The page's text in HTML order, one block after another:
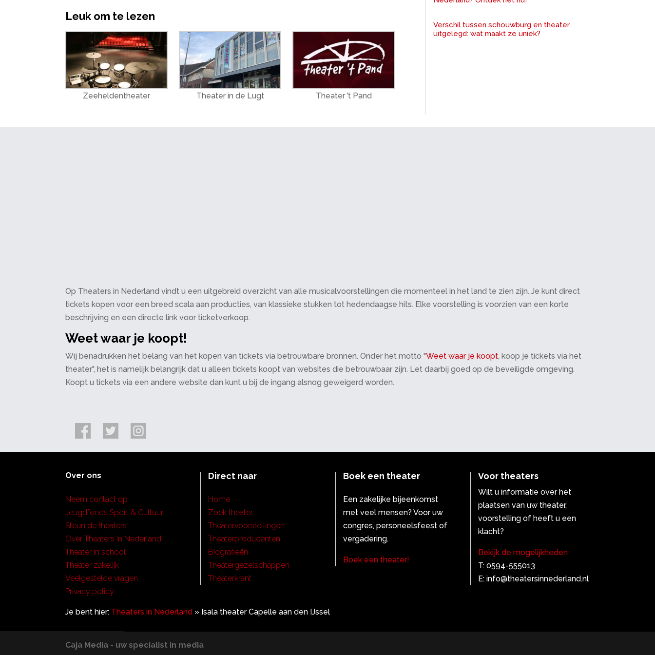
Leuk om te lezen
Zeeheldentheater Theater in de Lugt Theater ’t Pand
Verschil tussen schouwburg en theater
uitgelegd: wat maakt ze uniek?
Op Theaters in Nederland vindt u een uitgebreid overzicht van alle musicalvoorstellingen die momenteel in het land te zien zijn. Je kunt direct
tickets kopen voor een breed scala aan producties, van klassieke stukken tot hedendaagse hits. Elke voorstelling is voorzien van een korte
beschrijving en een directe link voor ticketverkoop.
Weet waar je koopt!
Wij benadrukken het belang van het kopen van tickets via betrouwbare bronnen. Onder het motto "Weet waar je koopt, koop je tickets via het
theater", het is namelijk belangrijk dat u alleen tickets koopt van websites die betrouwbaar zijn. Let daarbij goed op de beveiligde omgeving.
Koopt u tickets via een andere website dan kunt u bij de ingang alsnog geweigerd worden.
Over ons
Neem contact op
Jeugdfonds Sport & Cultuur
Steun de theaters
Over Theaters in Nederland
Theater in school
Theater zakelijk
Veelgestelde vragen
Privacy policy
Direct naar
Home
Zoek theater
Theatervoorstellingen
Theaterproducenten
Biografieën
Theatergezelschappen
Theaterkrant
Boek een theater
Een zakelijke bijeenkomst
met veel mensen? Voor uw
congres, personeelsfeest of
vergadering.
Boek een theater!
Voor theaters
Wilt u informatie over het
plaatsen van uw theater,
voorstelling of heeft u een
klacht?
Bekijk de mogelijkheden
T: 0594-555013
E: info@theatersinnederland.nl
Je bent hier: Theaters in Nederland » Isala theater Capelle aan den IJssel
Caja Media - uw specialist in media